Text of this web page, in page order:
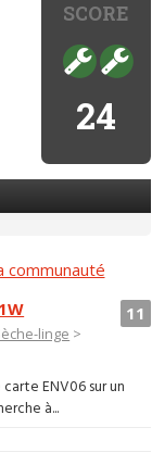
SCORE
24
communauté
11
linge >
ENV06 sur un
à...